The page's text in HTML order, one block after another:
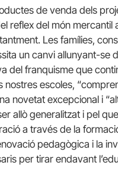
de venda dels
reflex del món mercantil
Les famílies,
un canvi allunyant-se
del franquisme que
nostres escoles,
novetat excepcional i
allò generalitzat i pel
a través de la
pedagògica i la
per tirar endavant